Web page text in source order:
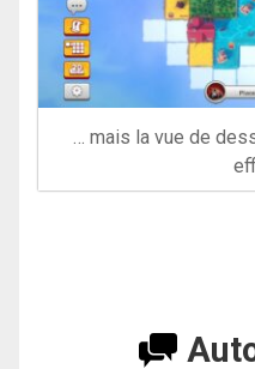
… mais la vue de